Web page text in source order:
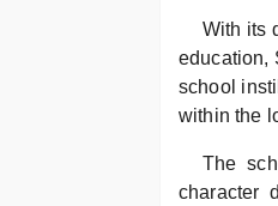
With its
education,
school
within the
The
character